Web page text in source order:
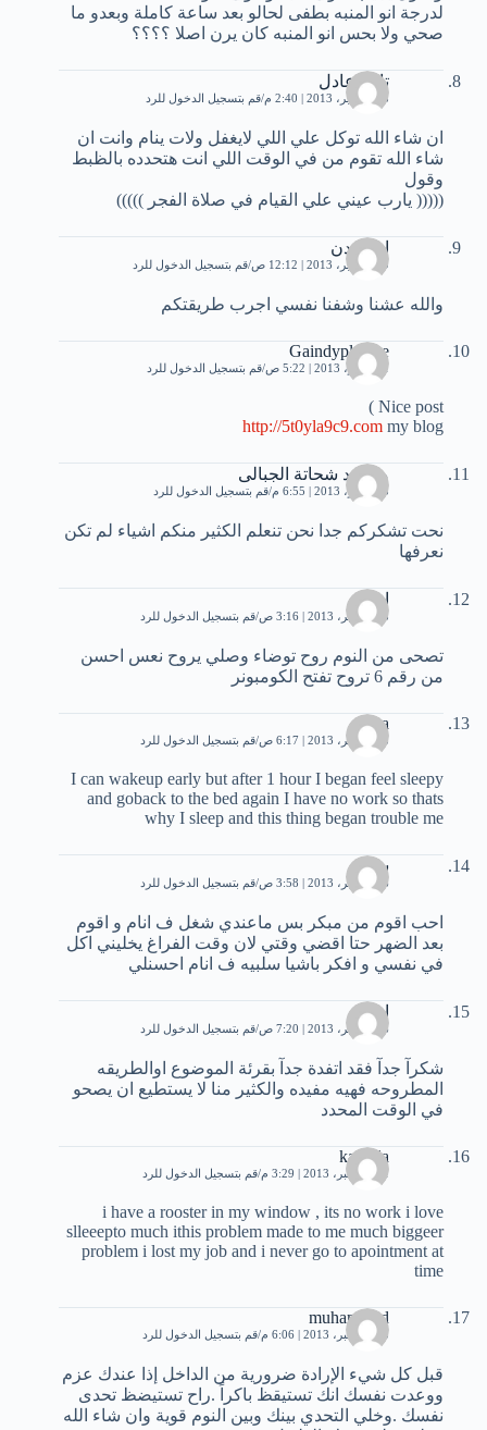
لدرجة انو المنبه بطفى لحالو بعد ساعة كاملة وبعدو ما
صحي ولا بحس انو المنبه كان يرن اصلا ؟؟؟؟
تامر عادل
28 سبتمبر، 2013 | 2:40 م قم بتسجيل الدخول للرد
ان شاء الله توكل علي اللي لايغفل ولات ينام وانت ان
شاء الله تقوم من في الوقت اللي انت هتحدده بالظبط
وقول
((((( يارب عيني علي القيام في صلاة الفجر )))))
ابن عدن
29 سبتمبر، 2013 | 12:12 ص قم بتسجيل الدخول للرد
والله عشنا وشفنا نفسي اجرب طريقتكم
Gaindyplainee
1 نوفمبر، 2013 | 5:22 ص قم بتسجيل الدخول للرد
Nice post )
http://5t0yla9c9.com my blog
محمود شحاتة الجبالى
3 نوفمبر، 2013 | 6:55 م قم بتسجيل الدخول للرد
نحت تشكركم جدا نحن تنعلم الكثير منكم اشياء لم تكن
نعرفها
احمد
18 نوفمبر، 2013 | 3:16 ص قم بتسجيل الدخول للرد
تصحى من النوم روح توضاء وصلي يروح نعس احسن
من رقم 6 تروح تفتح الكومبونر
hiba
18 نوفمبر، 2013 | 6:17 ص قم بتسجيل الدخول للرد
I can wakeup early but after 1 hour I began feel sleepy
and goback to the bed again I have no work so thats
why I sleep and this thing began trouble me
سارة
26 نوفمبر، 2013 | 3:58 ص قم بتسجيل الدخول للرد
احب اقوم من مبكر بس ماعندي شغل ف انام و اقوم
بعد الضهر حتا اقضي وقتي لان وقت الفراغ يخليني اكل
في نفسي و افكر باشيا سلبيه ف انام احسنلي
اسير
26 نوفمبر، 2013 | 7:20 ص قم بتسجيل الدخول للرد
شكرآ جدآ فقد اتفدة جدآ بقرئة الموضوع اوالطريقه
المطروحه فهيه مفيده والكثير منا لا يستطيع ان يصحو
في الوقت المحدد
kamilla
11 ديسمبر، 2013 | 3:29 م قم بتسجيل الدخول للرد
i have a rooster in my window , its no work i love
slleeepto much ithis problem made to me much biggeer
problem i lost my job and i never go to apointment at
time
muhammed
15 ديسمبر، 2013 | 6:06 م قم بتسجيل الدخول للرد
قبل كل شيء الإرادة ضرورية من الداخل إذا عندك عزم
ووعدت نفسك انك تستيقظ باكراً .راح تستيضظ تحدى
نفسك .وخلي التحدي بينك وبين النوم قوية وان شاء الله